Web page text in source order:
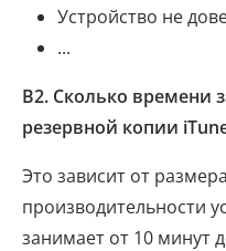
Устройство не
...
В2. Сколько времени
резервной копии
Это зависит от
производительности
занимает от 10 минут